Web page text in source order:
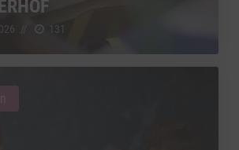
131